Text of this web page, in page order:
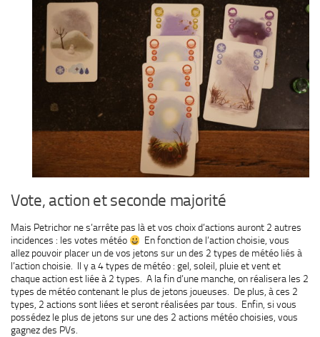
Vote, action et seconde majorité
Mais Petrichor ne s’arrête pas là et vos choix d’actions auront 2 autres
incidences : les votes météo
En fonction de l’action choisie, vous
allez pouvoir placer un de vos jetons sur un des 2 types de météo liés à
l’action choisie. Il y a 4 types de météo : gel, soleil, pluie et vent et
chaque action est liée à 2 types. A la fin d’une manche, on réalisera les 2
types de météo contenant le plus de jetons joueuses. De plus, à ces 2
types, 2 actions sont liées et seront réalisées par tous. Enfin, si vous
possédez le plus de jetons sur une des 2 actions météo choisies, vous
gagnez des PVs.